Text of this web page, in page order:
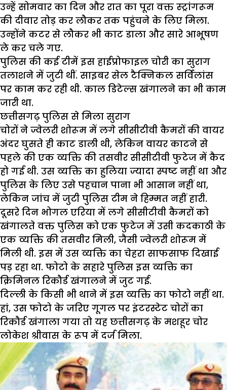
उन्हें सोमवार का दिन और रात का पूरा वक्त स्ट्रांगरूम
की दीवार तोड़ कर लौकर तक पहुंचने के लिए मिला.
उन्होंने कटर से लौकर भी काट डाला और सारे आभूषण
ले कर चले गए.
पुलिस की कई टीमें इस हाईप्रोफाइल चोरी का सुराग
तलाशने में जुटी थीं. साइबर सेल टैक्निकल सर्विलांस
पर काम कर रही थी. काल डिटेल्स खंगालने का भी काम
जारी था.
छत्तीसगढ़ पुलिस से मिला सुराग
चोरों ने ज्वेलरी शोरूम में लगे सीसीटीवी कैमरों की वायर
अंदर घुसते ही काट डाली थी, लेकिन वायर काटने से
पहले की एक व्यक्ति की तसवीर सीसीटीवी फुटेज में कैद
हो गई थी. उस व्यक्ति का हुलिया ज्यादा स्पष्ट नहीं था और
पुलिस के लिए उसे पहचान पाना भी आसान नहीं था,
लेकिन जांच में जुटी पुलिस टीम ने हिम्मत नहीं हारी.
दूसरे दिन भोगल एरिया में लगे सीसीटीवी कैमरों को
खंगालते वक्त पुलिस को एक फुटेज में उसी कदकाठी के
एक व्यक्ति की तसवीर मिली, जैसी ज्वेलरी शोरूम में
मिली थी. इस में उस व्यक्ति का चेहरा साफसाफ दिखाई
पड़ रहा था. फोटो के सहारे पुलिस इस व्यक्ति का
क्रिमिनल रिकौर्ड खंगालने में जुट गई.
दिल्ली के किसी भी थाने में इस व्यक्ति का फोटो नहीं था.
हां, उस फोटो के जरिए गूगल पर इंटरस्टेट चोरों का
रिकौर्ड खंगाला गया तो यह छत्तीसगढ़ के मशहूर चोर
लोकेश श्रीवास के रूप में दर्ज मिला.